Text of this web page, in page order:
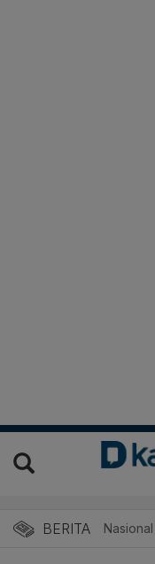
BERITA Nasional